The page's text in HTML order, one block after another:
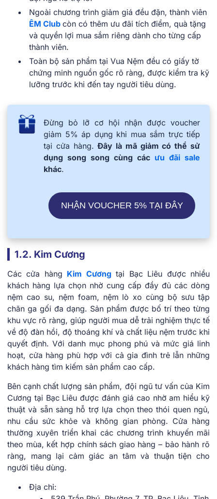
Ngoài chương trình giảm giá đều đặn, thành viên
ÊM Club còn có thêm ưu đãi tích điểm, quà tặng
và quyền lợi mua sắm riêng dành cho từng cấp
thành viên.
Toàn bộ sản phẩm tại Vua Nệm đều có giấy tờ
chứng minh nguồn gốc rõ ràng, được kiểm tra kỹ
lưỡng trước khi đến tay người tiêu dùng.
Đừng bỏ lỡ cơ hội nhận được voucher
giảm 5% áp dụng khi mua sắm trực tiếp
tại cửa hàng.Đây là mã giảm có thể sử
dụng song song cùng các ưu đãi sale
khác.
NHẬN VOUCHER 5% TẠI ĐÂY
1.2. Kim Cương
Các cửa hàng Kim Cươngtại Bạc Liêu được nhiều
khách hàng lựa chọn nhờ cung cấp đầy đủ các dòng
nệm cao su, nệm foam, nệm lò xo cùng bộ sưu tập
chăn ga gối đa dạng. Sản phẩm được bố trí theo từng
khu vực rõ ràng, giúp người mua dễ trải nghiệm thực tế
về độ đàn hồi, độ thoáng khí và chất liệu nệm trước khi
quyết định. Với danh mục phong phú và mức giá linh
hoạt, cửa hàng phù hợp với cả gia đình trẻ lẫn những
khách hàng tìm kiếm sản phẩm cao cấp.
Bên cạnh chất lượng sản phẩm, đội ngũ tư vấn của Kim
Cương tại Bạc Liêu được đánh giá cao nhờ am hiểu kỹ
thuật và sẵn sàng hỗ trợ lựa chọn theo thói quen ngủ,
nhu cầu sức khỏe và không gian phòng. Cửa hàng
thường xuyên triển khai các chương trình khuyến mãi
theo mùa, kết hợp chính sách giao hàng – bảo hành rõ
ràng, mang lại cảm giác an tâm và thuận tiện cho
người tiêu dùng.
Địa chỉ: